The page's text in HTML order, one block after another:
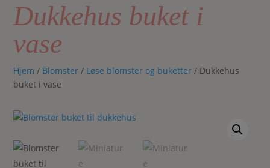
Dukkehus buket i
vase
Hjem / Blomster / Løse blomster og buketter / Dukkehus
buket i vase